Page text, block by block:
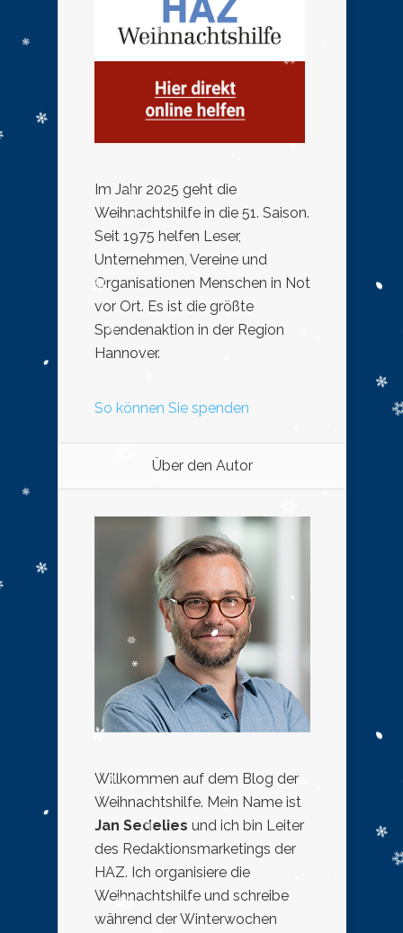
Im Jahr 2025 geht die
Weihnachtshilfe in die 51. Saison.
Seit 1975 helfen Leser,
Unternehmen, Vereine und
Organisationen Menschen in Not
vor Ort. Es ist die größte
Spendenaktion in der Region
Hannover.
So können Sie spenden
Über den Autor
Willkommen auf dem Blog der
Weihnachtshilfe. Mein Name ist
Jan Sedelies und ich bin Leiter
des Redaktionsmarketings der
HAZ. Ich organisiere die
Weihnachtshilfe und schreibe
während der Winterwochen